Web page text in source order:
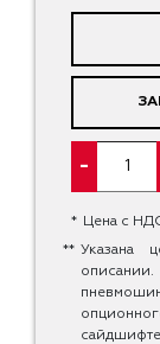
-
* Цена с
** Указана